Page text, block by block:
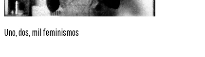
Uno, dos, mil feminismos